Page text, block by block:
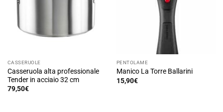
del
prodotto
CASSERUOLE
Casseruola alta professionale
Tender in acciaio 32 cm
79,50€
PENTOLAME
Manico La Torre Ballarini
15,90€